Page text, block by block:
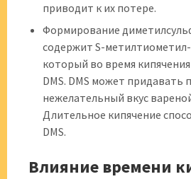
приводит к их потере.
Формирование
содержит S-
который во время
DMS. DMS может придавать
нежелательный вкус
Длительное кипячение
DMS.
Влияние времени